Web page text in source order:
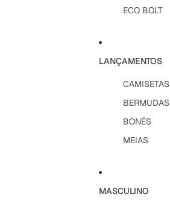
ECO BOLT
LANÇAMENTOS
CAMISETAS
BERMUDAS
BONÉS
MEIAS
MASCULINO